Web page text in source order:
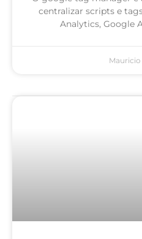
centralizar scripts e
Analytics, Google